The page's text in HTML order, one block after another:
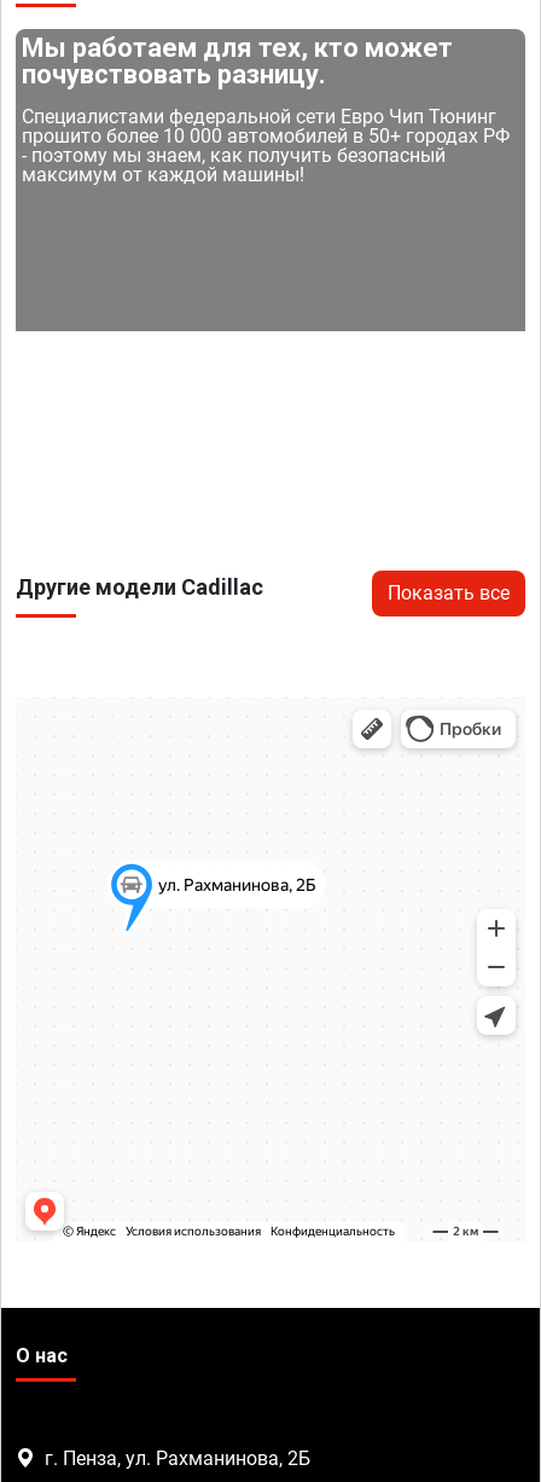
Мы работаем для тех, кто может
почувствовать разницу.
Специалистами федеральной сети Евро Чип Тюнинг
прошито более 10 000 автомобилей в 50+ городах РФ
- поэтому мы знаем, как получить безопасный
максимум от каждой машины!
Другие модели Cadillac Показать все
О нас
г. Пенза, ул. Рахманинова, 2Б